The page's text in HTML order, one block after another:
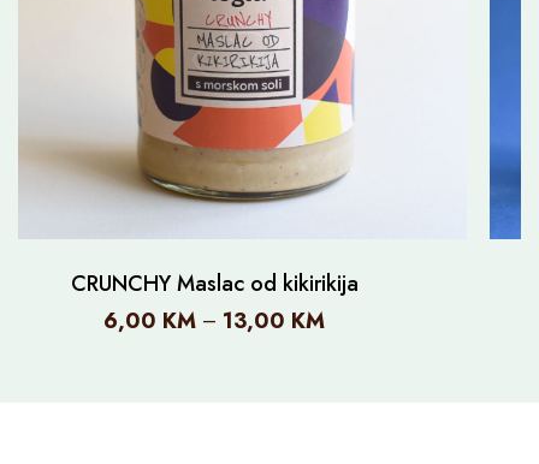
CRUNCHY Maslac od kikirikija
6,00 KM – 13,00 KM